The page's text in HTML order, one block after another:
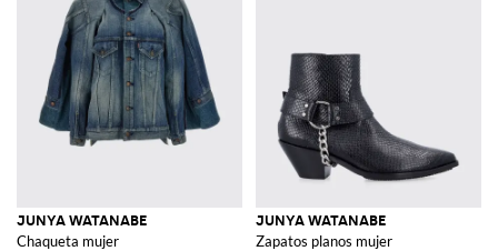
JUNYA WATANABE
Chaqueta mujer
JUNYA WATANABE
Zapatos planos mujer